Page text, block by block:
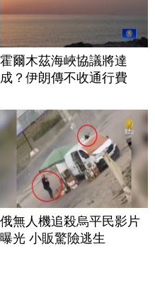
霍爾木茲海峽協議將達
成？伊朗傳不收通行費
俄無人機追殺烏平民影片
曝光 小販驚險逃生